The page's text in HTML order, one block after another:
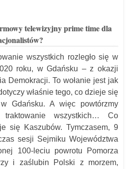
telewizyjny prime time dla
wszystkich rozległo się w
roku, w Gdańsku – z okazji
Demokracji. To wołanie jest jak
właśnie tego, co dzieje się
Gdańsku. A więc powtórzmy
wszystkich… Co
się Kaszubów. Tymczasem, 9
sesji Sejmiku Województwa
100-leciu powrotu Pomorza
i zaślubin Polski z morzem,